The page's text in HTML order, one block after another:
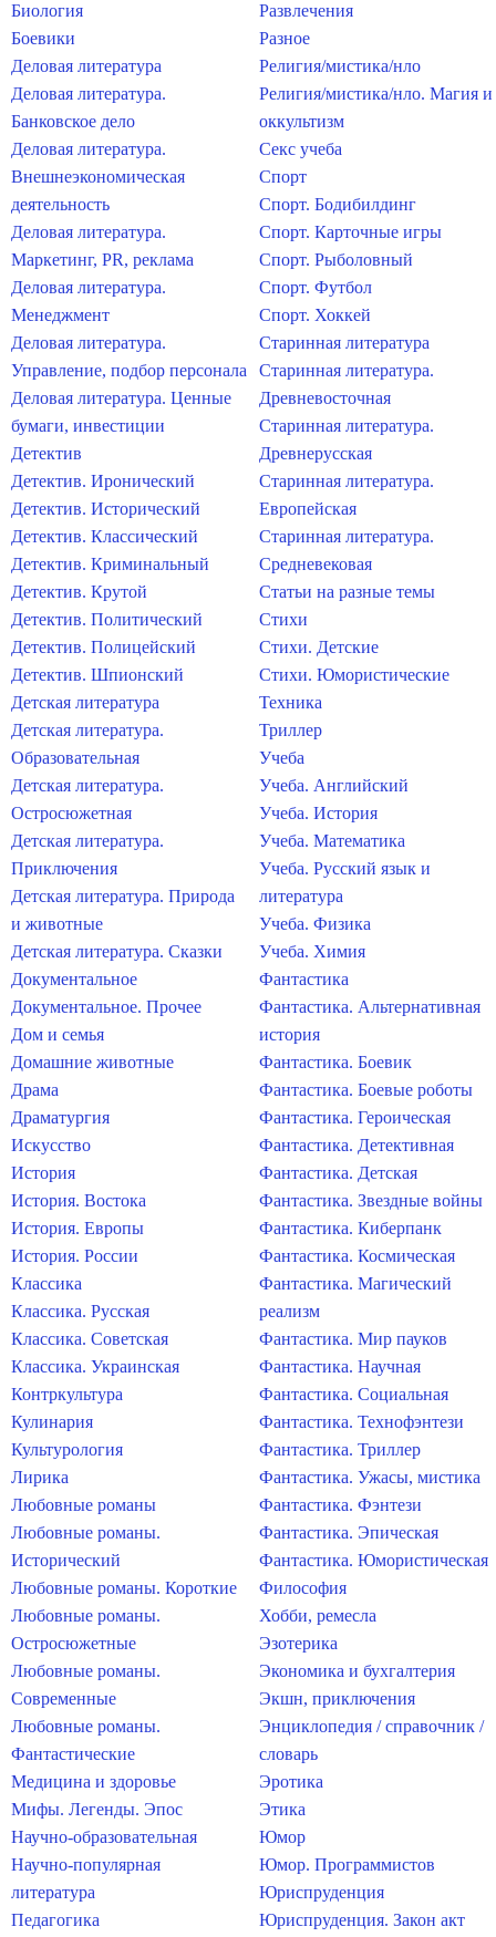
Биология
Боевики
Деловая литература
Деловая литература.
Банковское дело
Деловая литература.
Внешнеэкономическая
деятельность
Деловая литература.
Маркетинг, PR, реклама
Деловая литература.
Менеджмент
Деловая литература.
Управление, подбор персонала
Деловая литература. Ценные
бумаги, инвестиции
Детектив
Детектив. Иронический
Детектив. Исторический
Детектив. Классический
Детектив. Криминальный
Детектив. Крутой
Детектив. Политический
Детектив. Полицейский
Детектив. Шпионский
Детская литература
Детская литература.
Образовательная
Детская литература.
Остросюжетная
Детская литература.
Приключения
Детская литература. Природа
и животные
Детская литература. Сказки
Документальное
Документальное. Прочее
Дом и семья
Домашние животные
Драма
Драматургия
Искусство
История
История. Востока
История. Европы
История. России
Классика
Классика. Русская
Классика. Советская
Классика. Украинская
Контркультура
Кулинария
Культурология
Лирика
Любовные романы
Любовные романы.
Исторический
Любовные романы. Короткие
Любовные романы.
Остросюжетные
Любовные романы.
Современные
Любовные романы.
Фантастические
Медицина и здоровье
Мифы. Легенды. Эпос
Научно-образовательная
Научно-популярная
литература
Педагогика
Развлечения
Разное
Религия/мистика/нло
Религия/мистика/нло. Магия и
оккультизм
Секс учеба
Спорт
Спорт. Бодибилдинг
Спорт. Карточные игры
Спорт. Рыболовный
Спорт. Футбол
Спорт. Хоккей
Старинная литература
Старинная литература.
Древневосточная
Старинная литература.
Древнерусская
Старинная литература.
Европейская
Старинная литература.
Средневековая
Статьи на разные темы
Стихи
Стихи. Детские
Стихи. Юмористические
Техника
Триллер
Учеба
Учеба. Английский
Учеба. История
Учеба. Математика
Учеба. Русский язык и
литература
Учеба. Физика
Учеба. Химия
Фантастика
Фантастика. Альтернативная
история
Фантастика. Боевик
Фантастика. Боевые роботы
Фантастика. Героическая
Фантастика. Детективная
Фантастика. Детская
Фантастика. Звездные войны
Фантастика. Киберпанк
Фантастика. Космическая
Фантастика. Магический
реализм
Фантастика. Мир пауков
Фантастика. Научная
Фантастика. Социальная
Фантастика. Технофэнтези
Фантастика. Триллер
Фантастика. Ужасы, мистика
Фантастика. Фэнтези
Фантастика. Эпическая
Фантастика. Юмористическая
Философия
Хобби, ремесла
Эзотерика
Экономика и бухгалтерия
Экшн, приключения
Энциклопедия / справочник /
словарь
Эротика
Этика
Юмор
Юмор. Программистов
Юриспруденция
Юриспруденция. Закон акт